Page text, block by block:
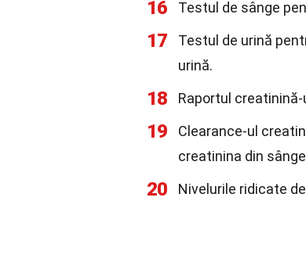
16 Testul de sânge
17
Testul de urină
urină.
18 Raportul
19
Clearance-ul
creatinina din
20 Nivelurile ridicate